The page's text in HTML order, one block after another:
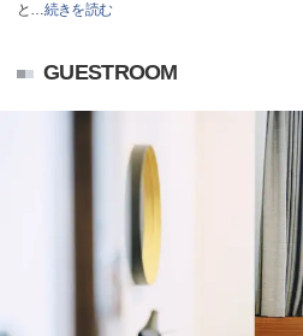
と …続きを読む
GUESTROOM